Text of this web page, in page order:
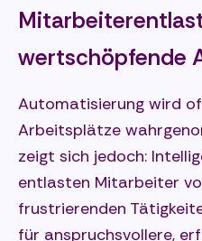
wertschöpfende
Automatisierung wird
Arbeitsplätze
zeigt sich jedoch:
entlasten Mitarbeiter
frustrierenden
für anspruchsvollere,